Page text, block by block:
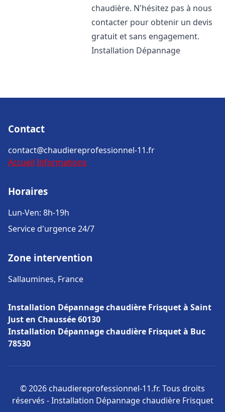
chaudière. N'hésitez pas à nous
contacter pour obtenir un devis
gratuit et sans engagement.
Installation Dépannage
Contact
contact@chaudiereprofessionnel-11.fr
Accueil Informations
Horaires
Lun-Ven: 8h-19h
Service d'urgence 24/7
Zone intervention
Sallaumines, France
Installation Dépannage chaudière Frisquet à Saint
Just en Chaussée 60130
Installation Dépannage chaudière Frisquet à Buc
78530
© 2026 chaudiereprofessionnel-11.fr. Tous droits
réservés - Installation Dépannage chaudière Frisquet